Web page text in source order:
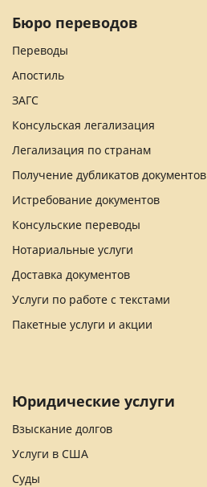
Бюро переводов
Переводы
Апостиль
ЗАГС
Консульская легализация
Легализация по странам
Получение дубликатов документов
Истребование документов
Консульские переводы
Нотариальные услуги
Доставка документов
Услуги по работе с текстами
Пакетные услуги и акции
Юридические услуги
Взыскание долгов
Услуги в США
Суды